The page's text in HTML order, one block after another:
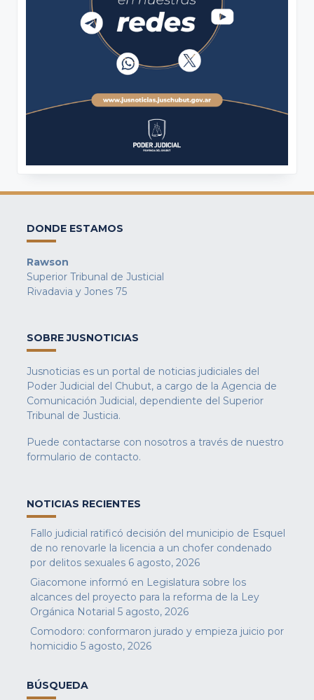
DONDE ESTAMOS
Rawson
Superior Tribunal de Justicial
Rivadavia y Jones 75
SOBRE JUSNOTICIAS
Jusnoticias es un portal de noticias judiciales del
Poder Judicial del Chubut, a cargo de la Agencia de
Comunicación Judicial, dependiente del Superior
Tribunal de Justicia.
Puede contactarse con nosotros a través de nuestro
formulario de contacto.
NOTICIAS RECIENTES
Fallo judicial ratificó decisión del municipio de Esquel
de no renovarle la licencia a un chofer condenado
por delitos sexuales 6 agosto, 2026
Giacomone informó en Legislatura sobre los
alcances del proyecto para la reforma de la Ley
Orgánica Notarial 5 agosto, 2026
Comodoro: conformaron jurado y empieza juicio por
homicidio 5 agosto, 2026
BÚSQUEDA